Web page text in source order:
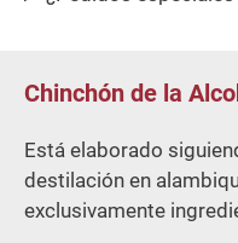
f
5
Chinchón de la
Está elaborado
destilación en
exclusivamente